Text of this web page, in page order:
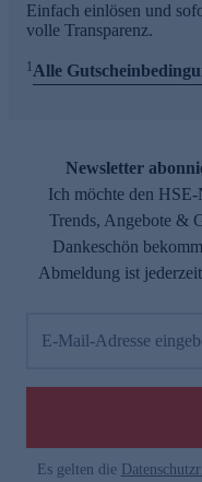
Einfach einlösen und
volle Transparenz.
1Alle
Newsletter
Ich möchte den
Trends, Angebote &
Dankeschön
Abmeldung ist
E-Mail-Adresse
Es gelten die